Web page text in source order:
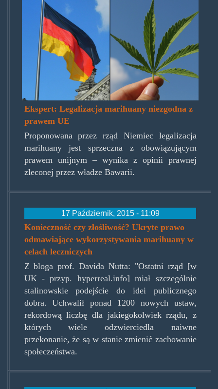
germany-marijuana.jpg
Ekspert: Legalizacja marihuany niezgodna z
prawem UE
Proponowana przez rząd Niemiec legalizacja
marihuany jest sprzeczna z obowiązującym
prawem unijnym – wynika z opinii prawnej
zleconej przez władze Bawarii.
17 Październik, 2015 - 11:09
Konieczność czy złośliwość? Ukryte prawo
odmawiające wykorzystywania marihuany w
celach leczniczych
Z bloga prof. Davida Nutta: "Ostatni rząd [w
UK - przyp. hyperreal.info] miał szczególnie
stalinowskie podejście do idei publicznego
dobra. Uchwalił ponad 1200 nowych ustaw,
rekordową liczbę dla jakiegokolwiek rządu, z
których wiele odzwierciedla naiwne
przekonanie, że są w stanie zmienić zachowanie
społeczeństwa.